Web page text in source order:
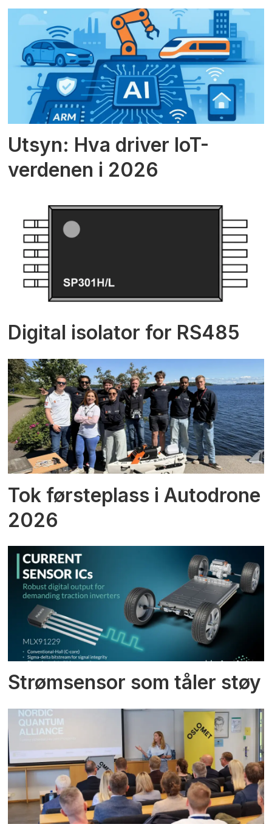
Utsyn: Hva driver IoT-
verdenen i 2026
Digital isolator for RS485
Tok førsteplass i Autodrone
2026
Strømsensor som tåler støy